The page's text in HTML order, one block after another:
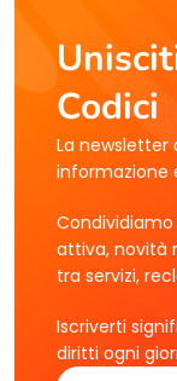
Codici
La newsletter
informazione
attiva, novità
tra servizi,
Iscriverti
diritti ogni